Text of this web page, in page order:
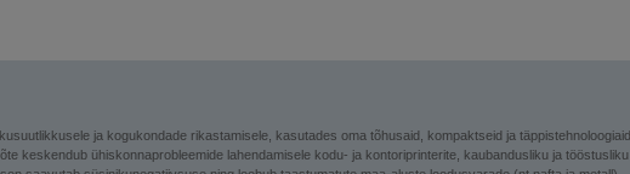
ja kogukondade rikastamisele, kasutades oma tõhusaid, kompaktseid ja täppistehnoloogiaid
keskendub ühiskonnaprobleemide lahendamisele kodu- ja kontoriprinterite, kaubandusliku ja tööstusliku